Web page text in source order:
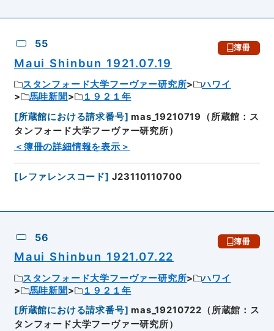
55 簿冊
Maui Shinbun 1921.07.19
スタンフォード大学フーヴァー研究所
ハワイ
馬哇新聞
１９２１年
[所蔵館における請求番号] mas_19210719（所蔵館：ス
タンフォード大学フーヴァー研究所）
＜簿冊の詳細情報を表示＞
[レファレンスコード] J23110110700
56 簿冊
Maui Shinbun 1921.07.22
スタンフォード大学フーヴァー研究所
ハワイ
馬哇新聞
１９２１年
[所蔵館における請求番号] mas_19210722（所蔵館：ス
タンフォード大学フーヴァー研究所）